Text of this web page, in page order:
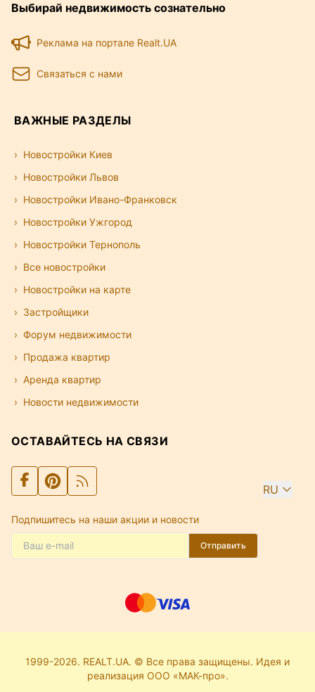
Выбирай недвижимость сознательно
Реклама на портале Realt.UA
Связаться с нами
ВАЖНЫЕ РАЗДЕЛЫ
Новостройки Киев
Новостройки Львов
Новостройки Ивано-Франковск
Новостройки Ужгород
Новостройки Тернополь
Все новостройки
Новостройки на карте
Застройщики
Форум недвижимости
Продажа квартир
Аренда квартир
Новости недвижимости
ОСТАВАЙТЕСЬ НА СВЯЗИ
RU
Подпишитесь на наши акции и новости
Отправить
1999-2026. REALT.UA. © Все права защищены. Идея и
реализация ООО «МАК-про».